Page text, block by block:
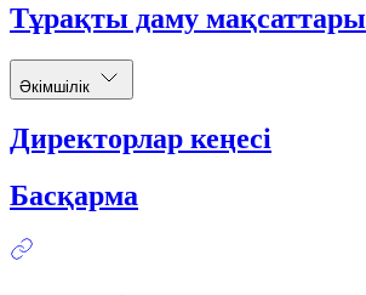
Тұрақты даму мақсаттары
Әкімшілік
Директорлар кеңесі
Басқарма